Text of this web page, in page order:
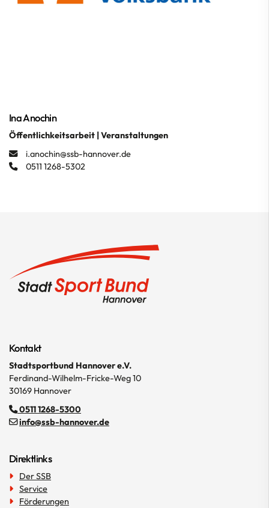
Ina Anochin
Öffentlichkeitsarbeit | Veranstaltungen
i.anochin@ssb-hannover.de
0511 1268-5302
Kontakt
Stadtsportbund Hannover e.V.
Ferdinand-Wilhelm-Fricke-Weg 10
30169 Hannover
0511 1268-5300
info@ssb-hannover.de
Direktlinks
Der SSB
Service
Förderungen